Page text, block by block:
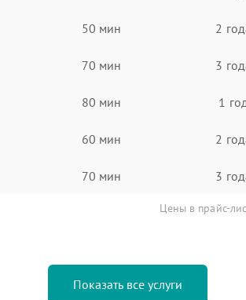
50 мин 2
70 мин 3
80 мин 1 год
60 мин 2
70 мин 3
Цены в прайс-
Показать все услуги